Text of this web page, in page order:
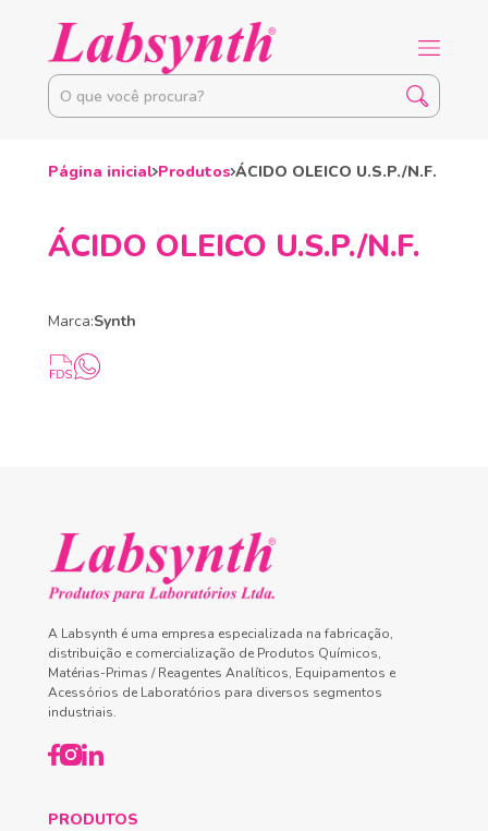
Página inicial Produtos ÁCIDO OLEICO U.S.P./N.F.
ÁCIDO OLEICO U.S.P./N.F.
Marca:Synth
A Labsynth é uma empresa especializada na fabricação,
distribuição e comercialização de Produtos Químicos,
Matérias-Primas / Reagentes Analíticos, Equipamentos e
Acessórios de Laboratórios para diversos segmentos
industriais.
PRODUTOS